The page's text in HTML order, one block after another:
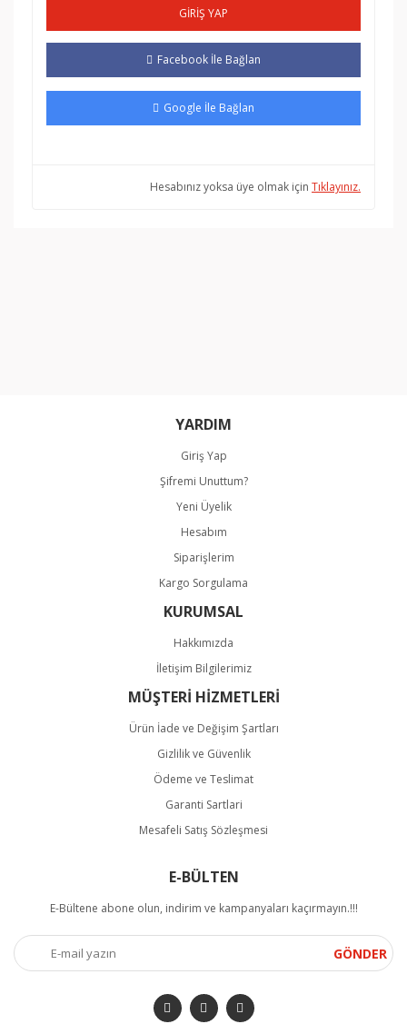
GİRİŞ YAP
Facebook İle Bağlan
Google İle Bağlan
Hesabınız yoksa üye olmak için Tıklayınız.
YARDIM
Giriş Yap
Şifremi Unuttum?
Yeni Üyelik
Hesabım
Siparişlerim
Kargo Sorgulama
KURUMSAL
Hakkımızda
İletişim Bilgilerimiz
MÜŞTERİ HİZMETLERİ
Ürün İade ve Değişim Şartları
Gizlilik ve Güvenlik
Ödeme ve Teslimat
Garanti Sartlari
Mesafeli Satış Sözleşmesi
E-BÜLTEN
E-Bültene abone olun, indirim ve kampanyaları kaçırmayın.!!!
GÖNDER